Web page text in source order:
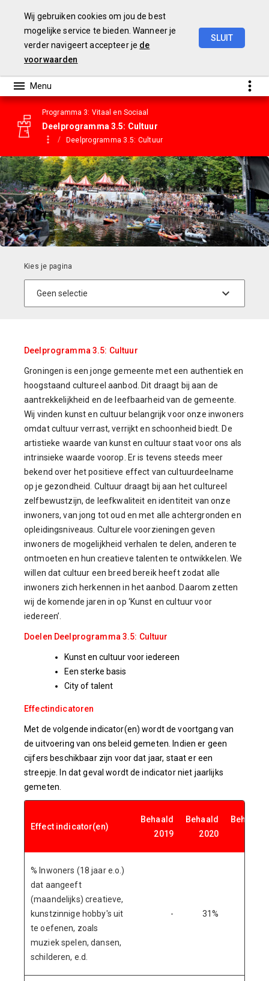
Wij gebruiken cookies om jou de best
mogelijke service te bieden. Wanneer je
verder navigeert accepteer je de
voorwaarden
SLUIT
Programma 3: Vitaal en Sociaal
Deelprogramma 3.5: Cultuur
Deelprogramma 3.5: Cultuur
Deelprogramma 3.5: Cultuur
Groningen is een jonge gemeente met een authentiek en
hoogstaand cultureel aanbod. Dit draagt bij aan de
aantrekkelijkheid en de leefbaarheid van de gemeente.
Wij vinden kunst en cultuur belangrijk voor onze inwoners
omdat cultuur verrast, verrijkt en schoonheid biedt. De
artistieke waarde van kunst en cultuur staat voor ons als
intrinsieke waarde voorop. Er is tevens steeds meer
bekend over het positieve effect van cultuurdeelname
op je gezondheid. Cultuur draagt bij aan het cultureel
zelfbewustzijn, de leefkwaliteit en identiteit van onze
inwoners, van jong tot oud en met alle achtergronden en
opleidingsniveaus. Culturele voorzieningen geven
inwoners de mogelijkheid verhalen te delen, anderen te
ontmoeten en hun creatieve talenten te ontwikkelen. We
willen dat cultuur een breed bereik heeft zodat alle
inwoners zich herkennen in het aanbod. Daarom zetten
wij de komende jaren in op ‘Kunst en cultuur voor
iedereen’.
Doelen Deelprogramma 3.5: Cultuur
Kunst en cultuur voor iedereen
Een sterke basis
City of talent
Effectindicatoren
Met de volgende indicator(en) wordt de voortgang van
de uitvoering van ons beleid gemeten. Indien er geen
cijfers beschikbaar zijn voor dat jaar, staat er een
streepje. In dat geval wordt de indicator niet jaarlijks
gemeten.
Effect indicator(en)
Behaald
2019
Behaald
2020
Behaald
% Inwoners (18 jaar e.o.)
dat aangeeft
(maandelijks) creatieve,
kunstzinnige hobby's uit
te oefenen, zoals
muziek spelen, dansen,
schilderen, e.d.
- 31%